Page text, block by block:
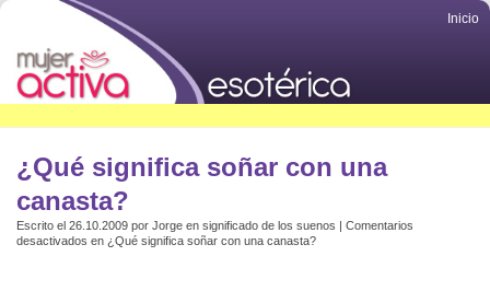
Inicio
¿Qué significa soñar con una
canasta?
Escrito el 26.10.2009 por Jorge en significado de los suenos | Comentarios
desactivados en ¿Qué significa soñar con una canasta?